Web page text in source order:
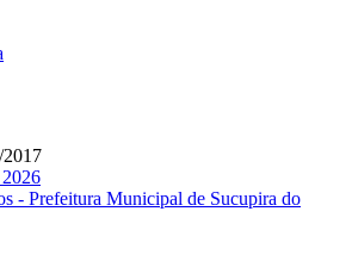
2017
2026